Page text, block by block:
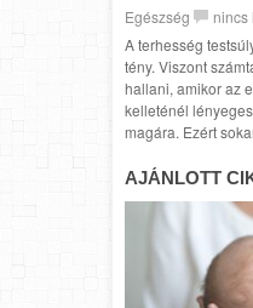
Egészség
nincs
A terhesség
tény. Viszont
hallani, amikor az
kelleténél
magára. Ezért
AJÁNLOTT